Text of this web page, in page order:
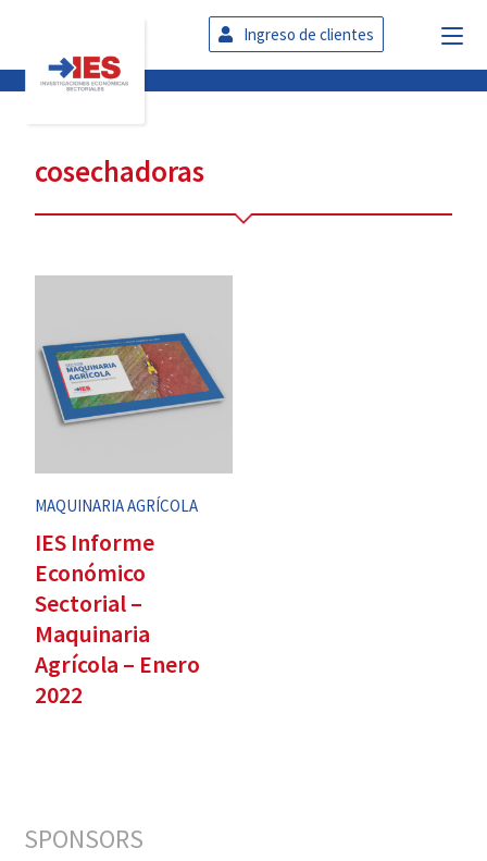
Ingreso de clientes
cosechadoras
MAQUINARIA AGRÍCOLA
IES Informe
Económico
Sectorial –
Maquinaria
Agrícola – Enero
2022
SPONSORS